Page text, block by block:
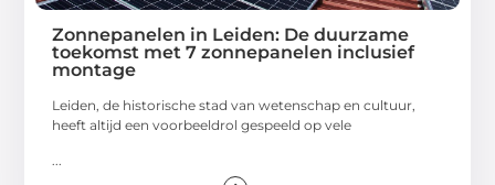
Zonnepanelen in Leiden: De duurzame
toekomst met 7 zonnepanelen inclusief
montage
Leiden, de historische stad van wetenschap en cultuur,
heeft altijd een voorbeeldrol gespeeld op vele
...